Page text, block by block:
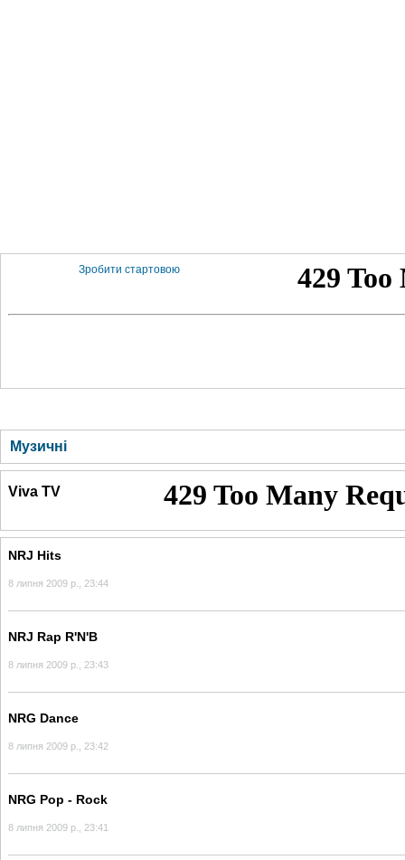
Зробити стартовою
Музичні
Viva TV
NRJ Hits
8 липня 2009 р., 23:44
NRJ Rap R'N'B
8 липня 2009 р., 23:43
NRG Dance
8 липня 2009 р., 23:42
NRG Pop - Rock
8 липня 2009 р., 23:41